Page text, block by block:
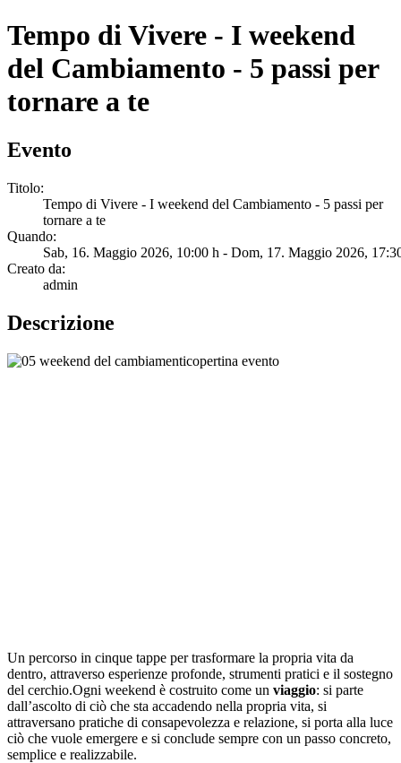
Tempo di Vivere - I weekend
del Cambiamento - 5 passi per
tornare a te
Evento
Titolo:
Tempo di Vivere - I weekend del Cambiamento - 5 passi per
tornare a te
Quando:
Sab, 16. Maggio 2026, 10:00 h - Dom, 17. Maggio 2026,
Creato da:
admin
Descrizione
Un percorso in cinque tappe per trasformare la propria vita da
dentro, attraverso esperienze profonde, strumenti pratici e il sostegno
del cerchio.Ogni weekend è costruito come un viaggio: si parte
dall’ascolto di ciò che sta accadendo nella propria vita, si
attraversano pratiche di consapevolezza e relazione, si porta alla luce
ciò che vuole emergere e si conclude sempre con un passo concreto,
semplice e realizzabile.